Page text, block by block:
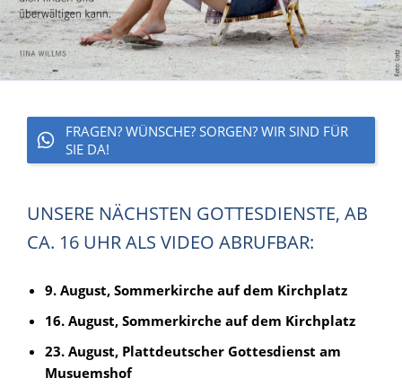
FRAGEN? WÜNSCHE? SORGEN? WIR SIND FÜR
SIE DA!
UNSERE NÄCHSTEN GOTTESDIENSTE, AB
CA. 16 UHR ALS VIDEO ABRUFBAR:
9. August, Sommerkirche auf dem Kirchplatz
16. August, Sommerkirche auf dem Kirchplatz
23. August, Plattdeutscher Gottesdienst am
Musuemshof